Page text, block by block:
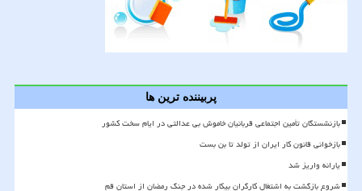
پربیننده ترین ها
بازنشستگان تأمین اجتماعی قربانیان خاموش بی عدالتی در ایام سخت کشور
بازخوانی قانون کار ایران از تولد تا بن بست
یارانه واریز شد
شروع بازگشت به اشتغال کارگران بیکار شده در جنگ رمضان از استان قم